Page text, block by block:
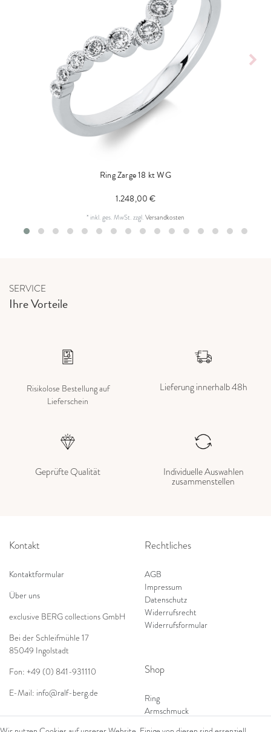
Ring Zarge 18 kt WG
1.248,00 €
* inkl. ges. MwSt.zzgl.Versandkosten
SERVICE
Ihre Vorteile
Risikolose Bestellung auf
Lieferschein
Lieferung innerhalb 48h
Geprüfte Qualität Individuelle Auswahlen
zusammenstellen
Kontakt
Kontaktformular
Über uns
exclusive BERG collections GmbH
Bei der Schleifmühle 17
85049 Ingolstadt
Fon: +49 (0) 841-931110
E-Mail: info@ralf-berg.de
Shop
Ring
Armschmuck
Rechtliches
AGB
Impressum
Datenschutz
Widerrufsrecht
Widerrufsformular